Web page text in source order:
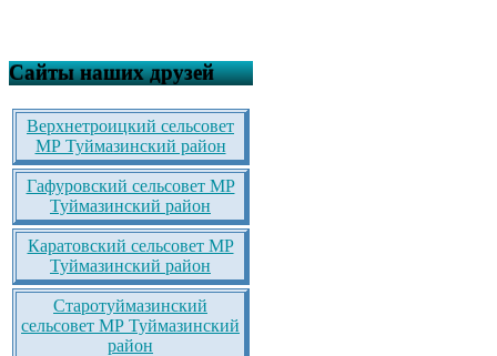
Сайты наших друзей
Верхнетроицкий сельсовет
МР Туймазинский район
Гафуровский сельсовет МР
Туймазинский район
Каратовский сельсовет МР
Туймазинский район
Старотуймазинский
сельсовет МР Туймазинский
район